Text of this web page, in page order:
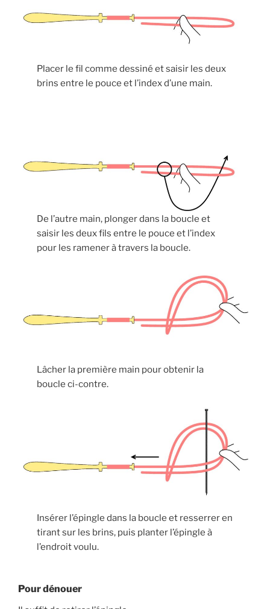
Placer le fil comme dessiné et saisir les deux
brins entre le pouce et l’index d’une main.
De l’autre main, plonger dans la boucle et
saisir les deux fils entre le pouce et l’index
pour les ramener à travers la boucle.
Lâcher la première main pour obtenir la
boucle ci-contre.
Insérer l’épingle dans la boucle et resserrer en
tirant sur les brins, puis planter l’épingle à
l’endroit voulu.
Pour dénouer